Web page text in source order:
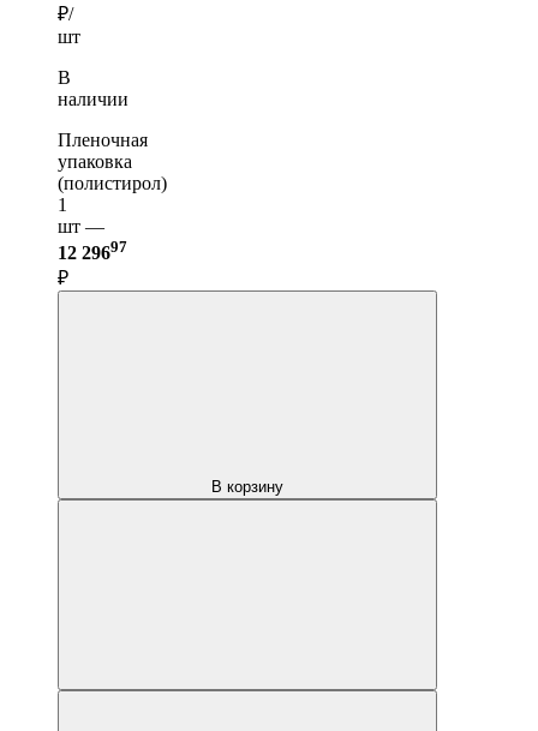
₽/
шт
В
наличии
Пленочная
упаковка
(полистирол)
1
шт —
12 29697
₽
В корзину